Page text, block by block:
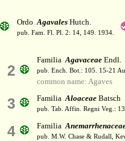
OrdoAgavales Hutch.
pub. Fam. Fl. Pl. 2: 14, 149. 1934.
2
FamiliaAgavaceae Endl.
pub. Ench. Bot.: 105. 15-21
common name: Agaves
3 FamiliaAloaceae Batsch
pub. Tab. Affin. Regni Veg.:
4 Familia
pub. M.W. Chase & Rudall,